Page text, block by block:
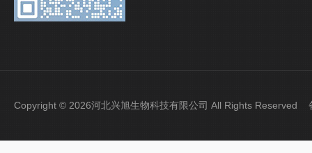
Copyright © 2026河北兴旭生物科技有限公司 All Rights Reserved